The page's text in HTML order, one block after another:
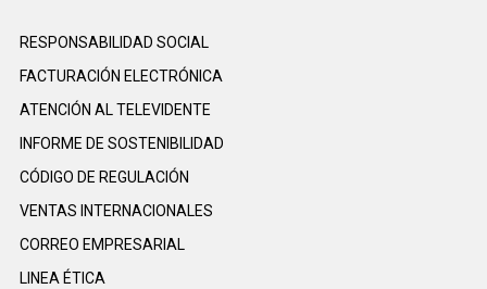
RESPONSABILIDAD SOCIAL
FACTURACIÓN ELECTRÓNICA
ATENCIÓN AL TELEVIDENTE
INFORME DE SOSTENIBILIDAD
CÓDIGO DE REGULACIÓN
VENTAS INTERNACIONALES
CORREO EMPRESARIAL
LINEA ÉTICA